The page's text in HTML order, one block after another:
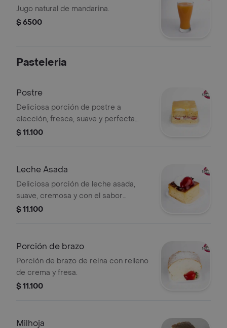
Jugo natural de mandarina.
$ 6500
Pasteleria
Postre
Deliciosa porción de postre a
elección, fresca, suave y perfecta
para disfrutar en cualquier momento
te guste.
$ 11.100
Leche Asada
Deliciosa porción de leche asada,
suave, cremosa y con el sabor
tradicional que encanta en cada
cualquier momento del día. Una
consentirte.
$ 11.100
Porción de brazo
Porción de brazo de reina con relleno
de crema y fresa.
$ 11.100
Milhoja